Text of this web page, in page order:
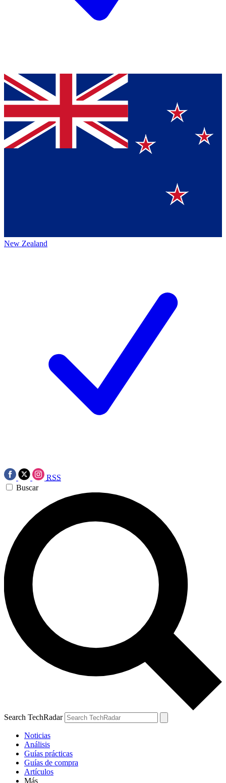
New Zealand
RSS
Buscar
Search TechRadar
Noticias
Análisis
Guías prácticas
Guías de compra
Artículos
Más